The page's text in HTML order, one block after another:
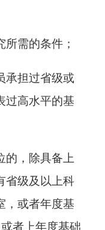
需的条件；
承担过省级或
过高水平的基
的，除具备上
省级及以上科
或者年度基
者上年度基础